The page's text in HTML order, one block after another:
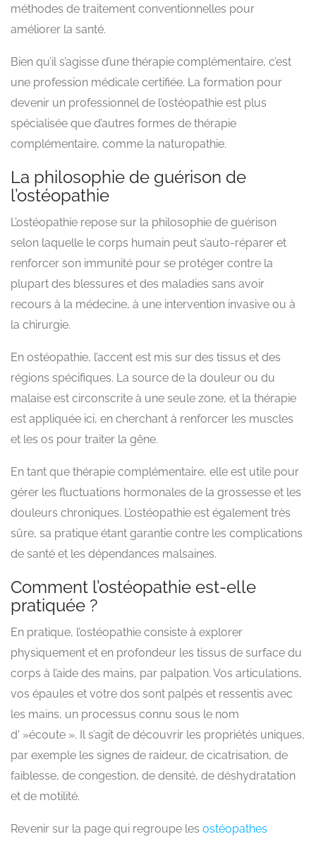
méthodes de traitement conventionnelles pour
améliorer la santé.
Bien qu’il s’agisse d’une thérapie complémentaire, c’est
une profession médicale certifiée. La formation pour
devenir un professionnel de l’ostéopathie est plus
spécialisée que d’autres formes de thérapie
complémentaire, comme la naturopathie.
La philosophie de guérison de
l’ostéopathie
L’ostéopathie repose sur la philosophie de guérison
selon laquelle le corps humain peut s’auto-réparer et
renforcer son immunité pour se protéger contre la
plupart des blessures et des maladies sans avoir
recours à la médecine, à une intervention invasive ou à
la chirurgie.
En ostéopathie, l’accent est mis sur des tissus et des
régions spécifiques. La source de la douleur ou du
malaise est circonscrite à une seule zone, et la thérapie
est appliquée ici, en cherchant à renforcer les muscles
et les os pour traiter la gêne.
En tant que thérapie complémentaire, elle est utile pour
gérer les fluctuations hormonales de la grossesse et les
douleurs chroniques. L’ostéopathie est également très
sûre, sa pratique étant garantie contre les complications
de santé et les dépendances malsaines.
Comment l’ostéopathie est-elle
pratiquée ?
En pratique, l’ostéopathie consiste à explorer
physiquement et en profondeur les tissus de surface du
corps à l’aide des mains, par palpation. Vos articulations,
vos épaules et votre dos sont palpés et ressentis avec
les mains, un processus connu sous le nom
d' »écoute ». Il s’agit de découvrir les propriétés uniques,
par exemple les signes de raideur, de cicatrisation, de
faiblesse, de congestion, de densité, de déshydratation
et de motilité.
Revenir sur la page qui regroupe les ostéopathes